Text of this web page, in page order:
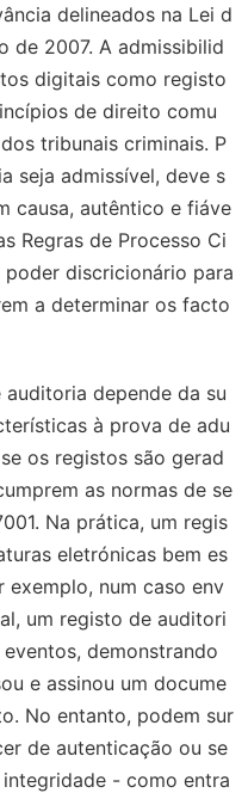
delineados na Lei d
de 2007. A admissibilid
digitais como registo
de direito comu
tribunais criminais. P
seja admissível, deve s
causa, autêntico e fiáve
Regras de Processo Ci
discricionário para
a determinar os facto
depende da su
à prova de adu
os registos são gerad
as normas de se
Na prática, um regis
eletrónicas bem es
exemplo, num caso env
um registo de auditori
demonstrando
e assinou um docume
No entanto, podem sur
de autenticação ou se
- como entra